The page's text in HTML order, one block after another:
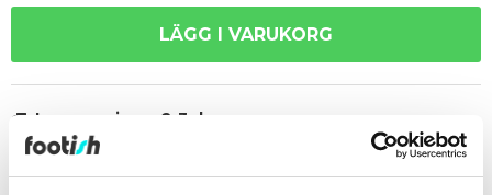
LÄGG I VARUKORG
Leverans inom 2-3 dagar
Alltid 30 dagars returrätt